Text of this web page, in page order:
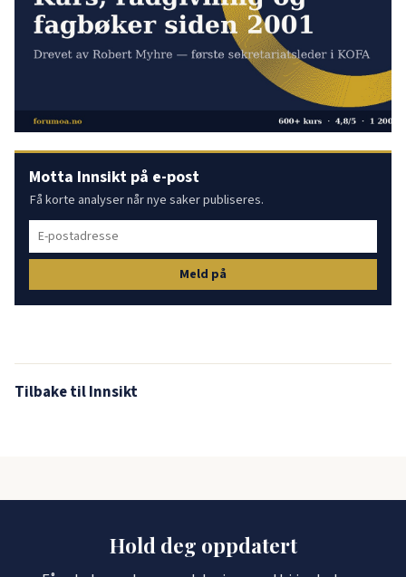
Motta Innsikt på e-post
Få korte analyser når nye saker publiseres.
Meld på
Tilbake til Innsikt
Hold deg oppdatert